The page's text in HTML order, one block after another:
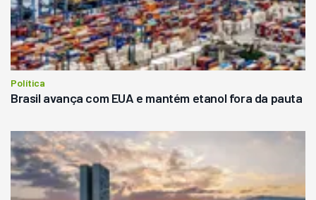
Política
Brasil avança com EUA e mantém etanol fora da pauta